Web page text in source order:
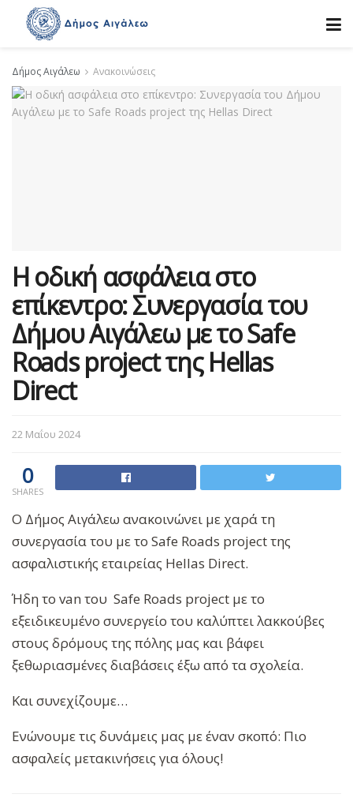
Δήμος Αιγάλεω Ανακοινώσεις
Η οδική ασφάλεια στο
επίκεντρο: Συνεργασία του
Δήμου Αιγάλεω με το Safe
Roads project της Hellas
Direct
22 Μαΐου 2024
0
SHARES
Ο Δήμος Αιγάλεω ανακοινώνει με χαρά τη
συνεργασία του με το Safe Roads project της
ασφαλιστικής εταιρείας Hellas Direct.
Ήδη το van του Safe Roads project με το
εξειδικευμένο συνεργείο του καλύπτει λακκούβες
στους δρόμους της πόλης μας και βάφει
ξεθωριασμένες διαβάσεις έξω από τα σχολεία.
Και συνεχίζουμε…
Ενώνουμε τις δυνάμεις μας με έναν σκοπό: Πιο
ασφαλείς μετακινήσεις για όλους!